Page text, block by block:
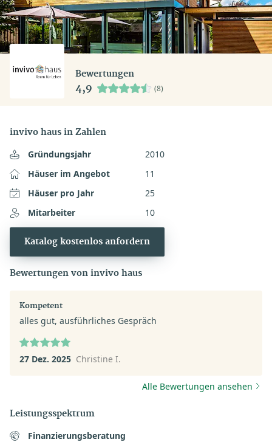
Bewertungen
4,9 (8)
invivo haus in Zahlen
Gründungsjahr
2010
Häuser im Angebot
11
Häuser pro Jahr
25
Mitarbeiter
10
Katalog kostenlos anfordern
Bewertungen von invivo haus
Kompetent
alles gut, ausführliches Gespräch
27 Dez. 2025 Christine I.
Alle Bewertungen ansehen
Leistungsspektrum
Finanzierungsberatung